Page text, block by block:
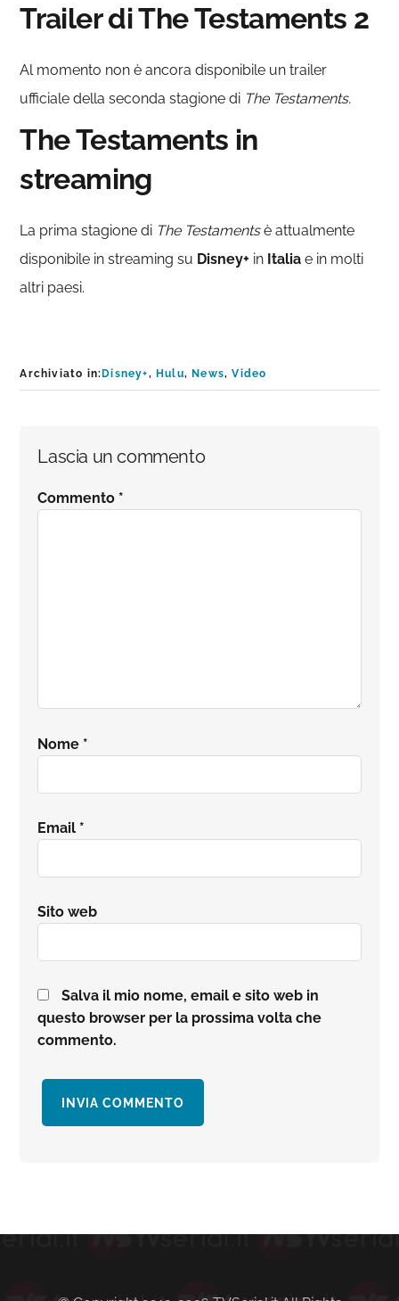
Trailer di The Testaments 2
Al momento non è ancora disponibile un trailer
ufficiale della seconda stagione di The Testaments.
The Testaments in
streaming
La prima stagione di The Testamentsè attualmente
disponibile in streaming su Disney+ in Italia e in molti
altri paesi.
Archiviato in:Disney+,Hulu,News,Video
Interazioni
del
Lascia un commento
Commento *
Nome *
Email *
Sito web
Salva il mio nome, email e sito web in
questo browser per la prossima volta che
commento.